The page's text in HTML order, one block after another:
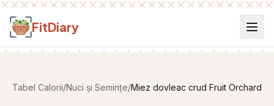
Salt la conținut
FitDiary
Tabel Calorii/Nuci și Semințe/Miez dovleac crud Fruit Orchard